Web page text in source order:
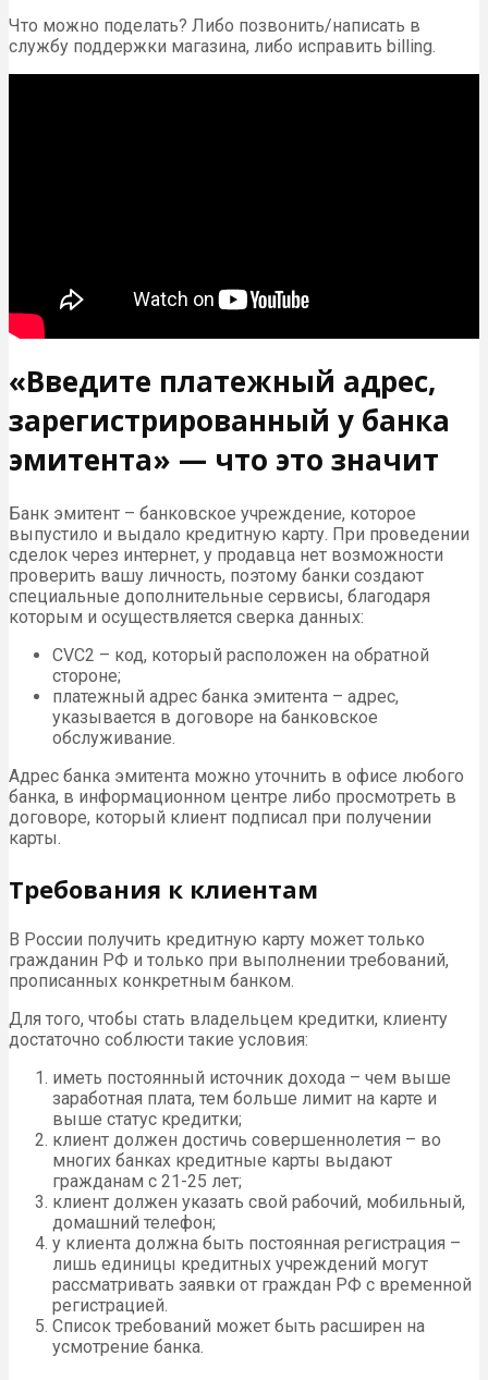
Что можно поделать? Либо позвонить/написать в
службу поддержки магазина, либо исправить billing.
«Введите платежный адрес,
зарегистрированный у банка
эмитента» — что это значит
Банк эмитент – банковское учреждение, которое
выпустило и выдало кредитную карту. При проведении
сделок через интернет, у продавца нет возможности
проверить вашу личность, поэтому банки создают
специальные дополнительные сервисы, благодаря
которым и осуществляется сверка данных:
CVC2 – код, который расположен на обратной
стороне;
платежный адрес банка эмитента – адрес,
указывается в договоре на банковское
обслуживание.
Адрес банка эмитента можно уточнить в офисе любого
банка, в информационном центре либо просмотреть в
договоре, который клиент подписал при получении
карты.
Требования к клиентам
В России получить кредитную карту может только
гражданин РФ и только при выполнении требований,
прописанных конкретным банком.
Для того, чтобы стать владельцем кредитки, клиенту
достаточно соблюсти такие условия:
иметь постоянный источник дохода – чем выше
заработная плата, тем больше лимит на карте и
выше статус кредитки;
клиент должен достичь совершеннолетия – во
многих банках кредитные карты выдают
гражданам с 21-25 лет;
клиент должен указать свой рабочий, мобильный,
домашний телефон;
у клиента должна быть постоянная регистрация –
лишь единицы кредитных учреждений могут
рассматривать заявки от граждан РФ с временной
регистрацией.
Список требований может быть расширен на
усмотрение банка.